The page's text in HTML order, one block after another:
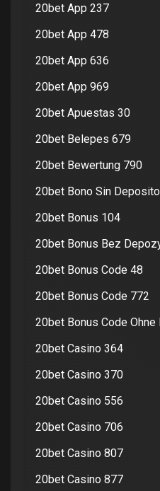
20bet App 237
20bet App 478
20bet App 636
20bet App 969
20bet Apuestas 30
20bet Belepes 679
20bet Bewertung 790
20bet Bono Sin
20bet Bonus 104
20bet Bonus Bez
20bet Bonus Code 48
20bet Bonus Code 772
20bet Bonus Code Ohne
20bet Casino 364
20bet Casino 370
20bet Casino 556
20bet Casino 706
20bet Casino 807
20bet Casino 877